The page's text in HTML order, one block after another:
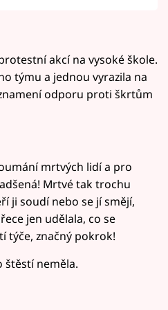
akcí na vysoké škole.
týmu a jednou vyrazila na
odporu proti škrtům
mrtvých lidí a pro
Mrtvé tak trochu
ji soudí nebo se jí smějí,
jen udělala, co se
týče, značný pokrok!
štěstí neměla.